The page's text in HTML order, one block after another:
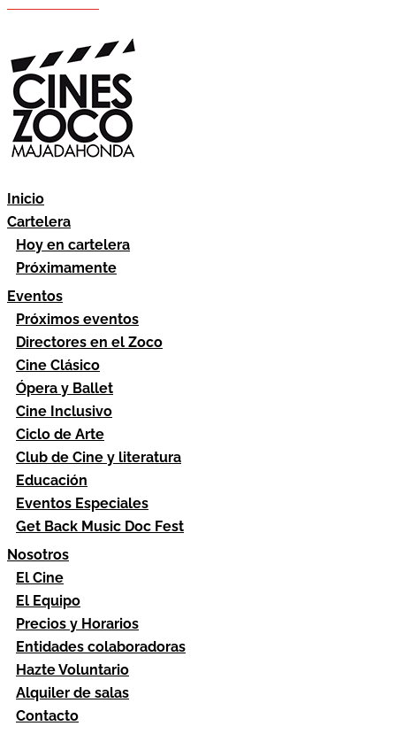
Inicio
Cartelera
Hoy en cartelera
Próximamente
Eventos
Próximos eventos
Directores en el Zoco
Cine Clásico
Ópera y Ballet
Cine Inclusivo
Ciclo de Arte
Club de Cine y literatura
Educación
Eventos Especiales
Get Back Music Doc Fest
Nosotros
El Cine
El Equipo
Precios y Horarios
Entidades colaboradoras
Hazte Voluntario
Alquiler de salas
Contacto